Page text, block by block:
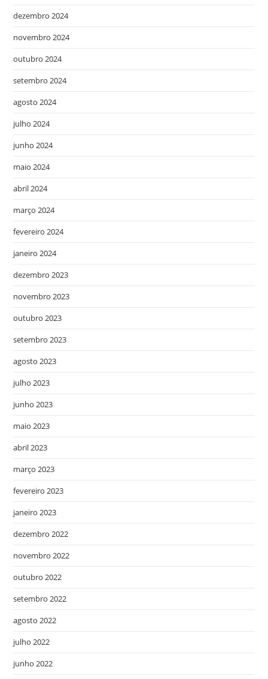
dezembro 2024
novembro 2024
outubro 2024
setembro 2024
agosto 2024
julho 2024
junho 2024
maio 2024
abril 2024
março 2024
fevereiro 2024
janeiro 2024
dezembro 2023
novembro 2023
outubro 2023
setembro 2023
agosto 2023
julho 2023
junho 2023
maio 2023
abril 2023
março 2023
fevereiro 2023
janeiro 2023
dezembro 2022
novembro 2022
outubro 2022
setembro 2022
agosto 2022
julho 2022
junho 2022